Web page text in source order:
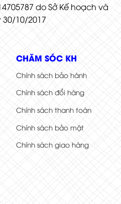
do Sở Kế hoạch và
10/2017
CHĂM SÓC KH
Chính sách bảo hành
Chính sách đổi hàng
Chính sách thanh toán
Chính sách bảo mật
Chính sách giao hàng